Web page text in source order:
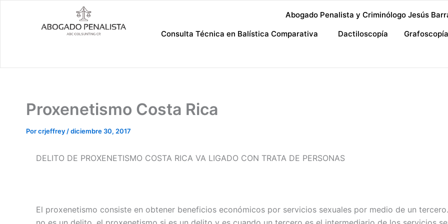
Abogado Penalista y Criminólogo Jesús
Consulta Técnica en Balística Comparativa
Dactiloscopía Grafoscopía
Proxenetismo Costa Rica
Porcrjeffrey /diciembre 30, 2017
DELITO DE PROXENETISMO COSTA RICA VA LIGADO CON TRATA DE PERSONAS
El proxenetismo consiste en obtener beneficios económicos por servicios sexuales por medio de un